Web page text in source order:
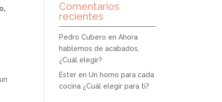
Comentarios
recientes
Pedro Cubero enAhora
hablemos de acabados,
¿Cuál elegir?
Ester enUn horno para cada
cocina ¿Cuál elegir para ti?